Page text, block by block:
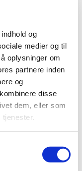
og
medier og til
oplysninger om
partnere inden
og
disse
dem, eller som
lide...